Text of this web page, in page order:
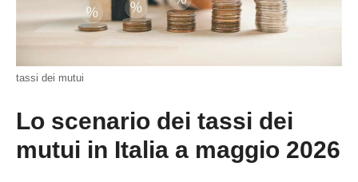
tassi dei mutui
Lo scenario dei tassi dei
mutui in Italia a maggio 2026